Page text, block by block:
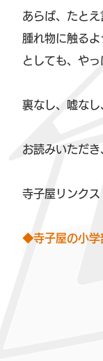
あらば、たと
腫れ物に触る
としても、やっ
裏なし、嘘な
お読みいただき
寺子屋リンクス